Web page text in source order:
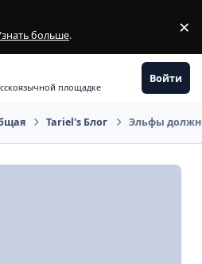
больше. ×
площадке
Войти
Tariel's Блог Эльфы